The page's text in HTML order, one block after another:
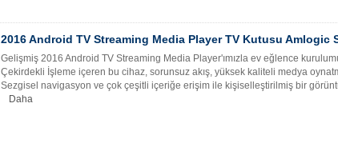
2016 Android TV Streaming Media Player TV Kutusu Amlogic
Gelişmiş 2016 Android TV Streaming Media Player'ımızla ev eğlence
Çekirdekli İşleme içeren bu cihaz, sorunsuz akış, yüksek kaliteli medya
Sezgisel navigasyon ve çok çeşitli içeriğe erişim ile kişiselleştirilmiş bir
Daha